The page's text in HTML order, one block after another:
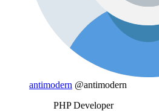
antimodern @antimodern
PHP Developer